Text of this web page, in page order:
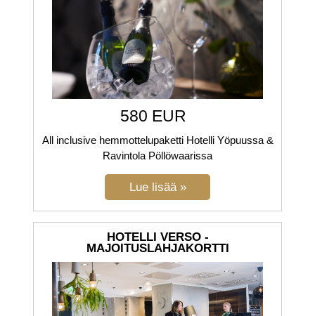
580 EUR
All inclusive hemmottelupaketti Hotelli Yöpuussa &
Ravintola Pöllöwaarissa
HOTELLI VERSO -
MAJOITUSLAHJAKORTTI